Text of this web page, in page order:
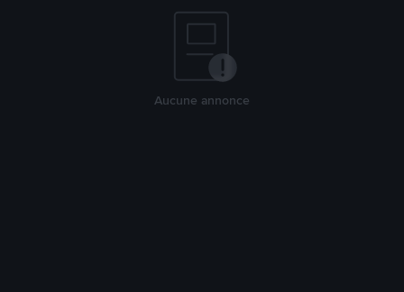
Aucune annonce